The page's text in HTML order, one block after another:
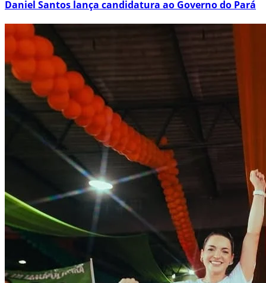
Daniel Santos lança candidatura ao Governo do Pará